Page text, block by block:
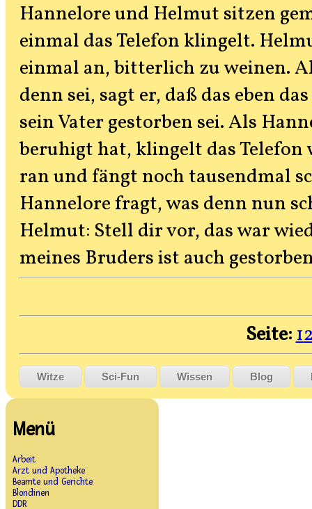
Hannelore und Helmut sitzen
einmal das Telefon klingelt.
einmal an, bitterlich zu weinen.
denn sei, sagt er, daß das eben
sein Vater gestorben sei. Als
beruhigt hat, klingelt das
ran und fängt noch tausendmal
Hannelore fragt, was denn nun
Helmut: Stell dir vor, das war
meines Bruders ist auch
Seite:1
Witze Sci-Fun Wissen Blog
Menü
Arbeit
Arzt und Apotheke
Beamte und Gerichte
Blondinen
DDR